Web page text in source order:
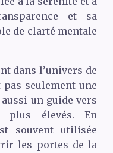
et sa
de clarté mentale
dans l’univers de
seulement une
un guide vers
plus élevés. En
souvent utilisée
les portes de la